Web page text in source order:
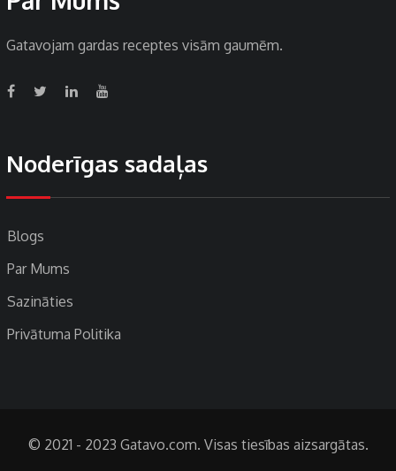
Gatavojam gardas receptes visām gaumēm.
Noderīgas sadaļas
Blogs
Par Mums
Sazināties
Privātuma Politika
© 2021 - 2023 Gatavo.com. Visas tiesības aizsargātas.